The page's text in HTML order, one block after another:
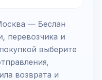
— Беслан
перевозчика и
выберите
возврата и